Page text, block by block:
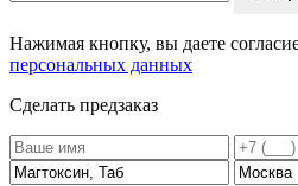
Нажимая кнопку, вы даете
персональных данных
Сделать предзаказ